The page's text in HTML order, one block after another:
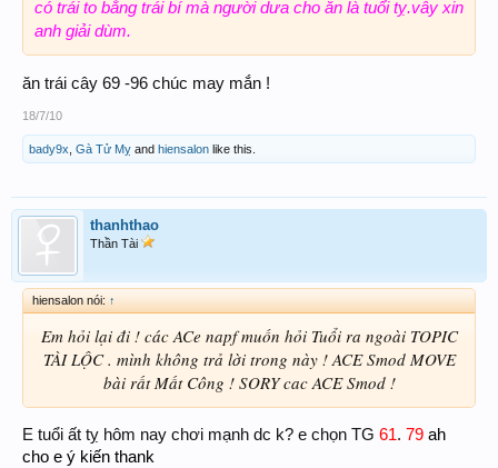
có trái to bằng trái bí mà người dưa cho ăn là tuổi tỵ.vẫy xin
anh giải dùm.
ăn trái cây 69 -96 chúc may mắn !
18/7/10
bady9x Gà Tử Mỵ and hiensalon like this.
thanhthao
Thần Tài
hiensalon nói: ↑
Em hỏi lại đi ! các ACe napf muốn hỏi Tuổi ra ngoài TOPIC
TÀI LỘC . mình không trả lời trong này ! ACE Smod MOVE
bài rất Mất Công ! SORY cac ACE Smod !
E tuổi ất tỵ hôm nay chơi mạnh dc k? e chọn TG 61. 79 ah
cho e ý kiến thank